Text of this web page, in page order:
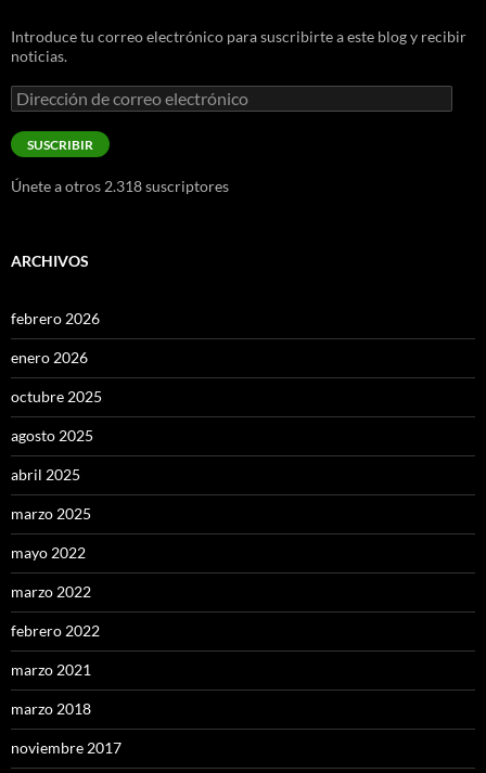
Introduce tu correo electrónico para suscribirte a este blog y recibir
noticias.
Dirección
de
correo
electrónico
SUSCRIBIR
Únete a otros 2.318 suscriptores
ARCHIVOS
febrero 2026
enero 2026
octubre 2025
agosto 2025
abril 2025
marzo 2025
mayo 2022
marzo 2022
febrero 2022
marzo 2021
marzo 2018
noviembre 2017